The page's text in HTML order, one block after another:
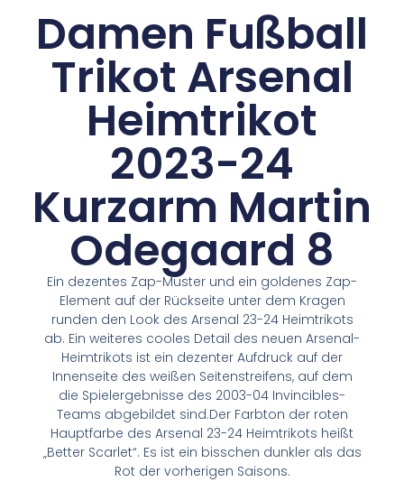
Damen Fußball
Trikot Arsenal
Heimtrikot
2023-24
Kurzarm Martin
Odegaard 8
Ein dezentes Zap-Muster und ein goldenes Zap-
Element auf der Rückseite unter dem Kragen
runden den Look des Arsenal 23-24 Heimtrikots
ab. Ein weiteres cooles Detail des neuen Arsenal-
Heimtrikots ist ein dezenter Aufdruck auf der
Innenseite des weißen Seitenstreifens, auf dem
die Spielergebnisse des 2003-04 Invincibles-
Teams abgebildet sind.Der Farbton der roten
Hauptfarbe des Arsenal 23-24 Heimtrikots heißt
„Better Scarlet“. Es ist ein bisschen dunkler als das
Rot der vorherigen Saisons.